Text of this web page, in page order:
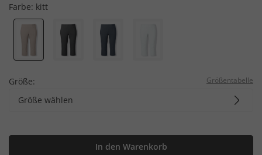
Farbe: kitt
Größe: Größentabelle
Größe wählen
In den Warenkorb